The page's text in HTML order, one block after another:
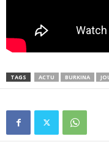
TAGS ACTU BURKINA